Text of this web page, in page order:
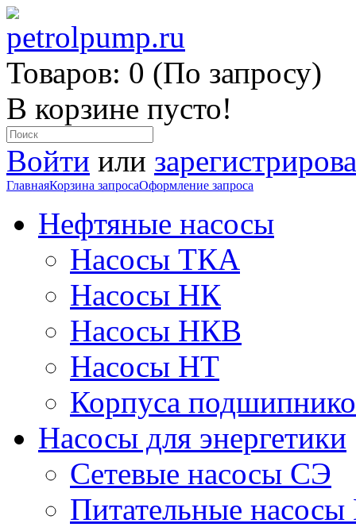
Товаров: 0 (По запросу)
В корзине пусто!
Войти или
ГлавнаяКорзина запросаОформление запроса
Нефтяные насосы
Насосы ТКА
Насосы НК
Насосы НКВ
Насосы НТ
Корпуса
Насосы для энергетики
Сетевые насосы СЭ
Питательные